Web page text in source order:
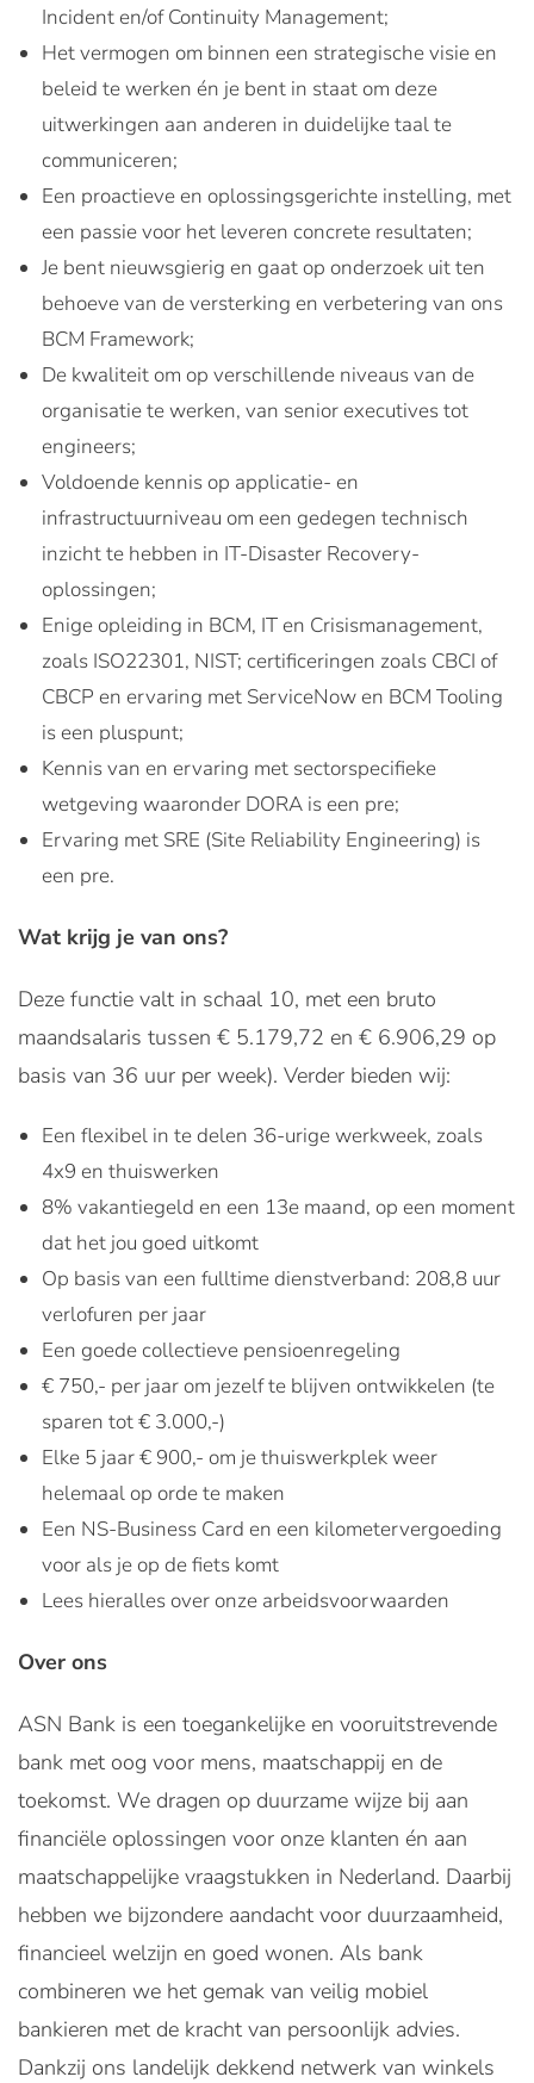
Incident en/of Continuity Management;
Het vermogen om binnen een strategische visie en
beleid te werken én je bent in staat om deze
uitwerkingen aan anderen in duidelijke taal te
communiceren;
Een proactieve en oplossingsgerichte instelling, met
een passie voor het leveren concrete resultaten;
Je bent nieuwsgierig en gaat op onderzoek uit ten
behoeve van de versterking en verbetering van ons
BCM Framework;
De kwaliteit om op verschillende niveaus van de
organisatie te werken, van senior executives tot
engineers;
Voldoende kennis op applicatie- en
infrastructuurniveau om een gedegen technisch
inzicht te hebben in IT-Disaster Recovery-
oplossingen;
Enige opleiding in BCM, IT en Crisismanagement,
zoals ISO22301, NIST; certificeringen zoals CBCI of
CBCP en ervaring met ServiceNow en BCM Tooling
is een pluspunt;
Kennis van en ervaring met sectorspecifieke
wetgeving waaronder DORA is een pre;
Ervaring met SRE (Site Reliability Engineering) is
een pre.
Wat krijg je van ons?
Deze functie valt in schaal 10, met een bruto
maandsalaris tussen € 5.179,72 en € 6.906,29 op
basis van 36 uur per week). Verder bieden wij:
Een flexibel in te delen 36-urige werkweek, zoals
4x9 en thuiswerken
8% vakantiegeld en een 13e maand, op een moment
dat het jou goed uitkomt
Op basis van een fulltime dienstverband: 208,8 uur
verlofuren per jaar
Een goede collectieve pensioenregeling
€ 750,- per jaar om jezelf te blijven ontwikkelen (te
sparen tot € 3.000,-)
Elke 5 jaar € 900,- om je thuiswerkplek weer
helemaal op orde te maken
Een NS-Business Card en een kilometervergoeding
voor als je op de fiets komt
Lees hieralles over onze arbeidsvoorwaarden
Over ons
ASN Bank is een toegankelijke en vooruitstrevende
bank met oog voor mens, maatschappij en de
toekomst. We dragen op duurzame wijze bij aan
financiële oplossingen voor onze klanten én aan
maatschappelijke vraagstukken in Nederland. Daarbij
hebben we bijzondere aandacht voor duurzaamheid,
financieel welzijn en goed wonen. Als bank
combineren we het gemak van veilig mobiel
bankieren met de kracht van persoonlijk advies.
Dankzij ons landelijk dekkend netwerk van winkels